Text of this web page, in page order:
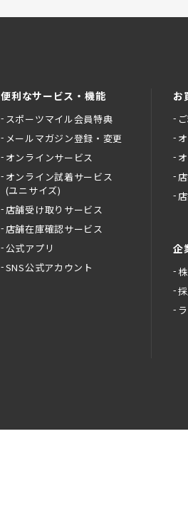
便利なサービス・機能
スポーツマイル会員特典
メールマガジン登録・変更
オンラインサービス
オンライン試着サービス
(ユニサイズ)
店舗受け取りサービス
店舗在庫確認サービス
公式アプリ
SNS公式アカウント
お
企